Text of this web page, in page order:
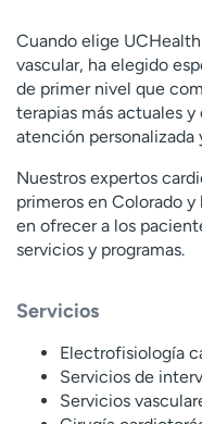
d
a
m
e
a
e
n
c
o
r
Cuando elige
vascular, ha elegido
de primer nivel que
terapias más actuales
atención personalizada
Nuestros expertos
primeros en Colorado y
en ofrecer a los
servicios y programas.
Servicios
Electrofisiología
Servicios de
Servicios